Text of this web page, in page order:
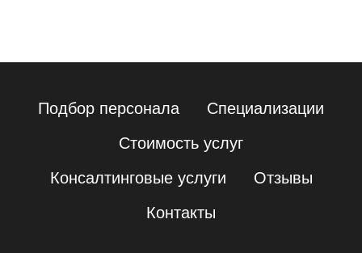
Подбор персонала
Специализации
Стоимость услуг
Консалтинговые услуги
Отзывы
Контакты